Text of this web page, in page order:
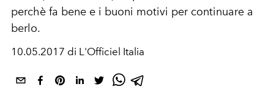
perchè fa bene e i buoni motivi per continuare a
berlo.
10.05.2017 di L'Officiel Italia